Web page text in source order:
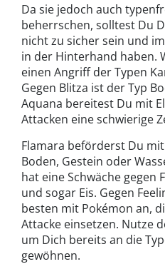
Da sie jedoch auch
beherrschen, solltest Du
nicht zu sicher sein und
in der Hinterhand haben.
einen Angriff der Typen
Gegen Blitza ist der Typ
Aquana bereitest Du mit
Attacken eine schwierige
Flamara beförderst Du
Boden, Gestein oder
hat eine Schwäche gegen
und sogar Eis. Gegen
besten mit Pokémon an,
Attacke einsetzen. Nutze
um Dich bereits an die
gewöhnen.